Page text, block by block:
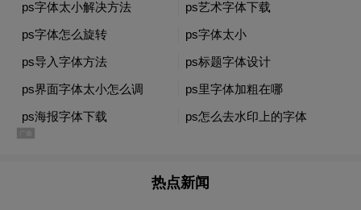
字节跳动公益还联合中国文物保护基金会、
国家图书馆发起“寻找古籍守护人”活动、推
出《穿越时空的古籍》纪录片等，推动古籍
活化、助力传统文化传承。
2022年3月，字节跳动字节跳动向北大教育基
动数字人文开放实验室”的工作。字节跳动将
热点新闻